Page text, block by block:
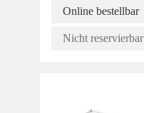
Online bestellbar
Nicht reservierbar